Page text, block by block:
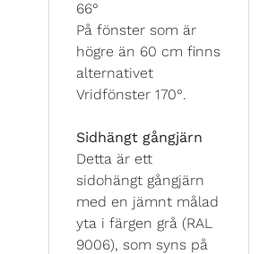
66°
På fönster som är
högre än 60 cm finns
alternativet
Vridfönster 170°.
Sidhängt gångjärn
Detta är ett
sidohängt gångjärn
med en jämnt målad
yta i färgen grå (RAL
9006), som syns på